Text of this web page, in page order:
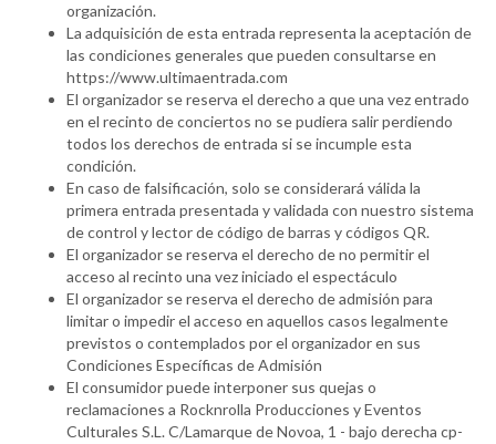
organización.
La adquisición de esta entrada representa la aceptación de
las condiciones generales que pueden consultarse en
https://www.ultimaentrada.com
El organizador se reserva el derecho a que una vez entrado
en el recinto de conciertos no se pudiera salir perdiendo
todos los derechos de entrada si se incumple esta
condición.
En caso de falsificación, solo se considerará válida la
primera entrada presentada y validada con nuestro sistema
de control y lector de código de barras y códigos QR.
El organizador se reserva el derecho de no permitir el
acceso al recinto una vez iniciado el espectáculo
El organizador se reserva el derecho de admisión para
limitar o impedir el acceso en aquellos casos legalmente
previstos o contemplados por el organizador en sus
Condiciones Específicas de Admisión
El consumidor puede interponer sus quejas o
reclamaciones a Rocknrolla Producciones y Eventos
Culturales S.L. C/Lamarque de Novoa, 1 - bajo derecha cp-